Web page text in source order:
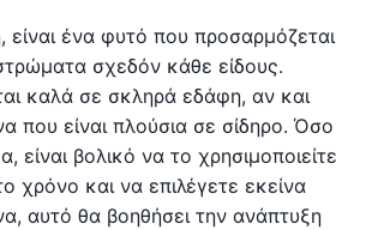
είναι ένα φυτό που προσαρμόζεται
σχεδόν κάθε είδους.
καλά σε σκληρά εδάφη, αν και
που είναι πλούσια σε σίδηρο. Όσο
είναι βολικό να το χρησιμοποιείτε
χρόνο και να επιλέγετε εκείνα
αυτό θα βοηθήσει την ανάπτυξη